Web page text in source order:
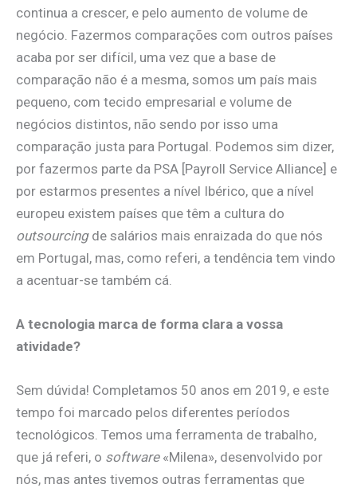
continua a crescer, e pelo aumento de volume de
negócio. Fazermos comparações com outros países
acaba por ser difícil, uma vez que a base de
comparação não é a mesma, somos um país mais
pequeno, com tecido empresarial e volume de
negócios distintos, não sendo por isso uma
comparação justa para Portugal. Podemos sim dizer,
por fazermos parte da PSA [Payroll Service Alliance] e
por estarmos presentes a nível Ibérico, que a nível
europeu existem países que têm a cultura do
outsourcingde salários mais enraizada do que nós
em Portugal, mas, como referi, a tendência tem vindo
a acentuar-se também cá.
A tecnologia marca de forma clara a vossa
atividade?
Sem dúvida! Completamos 50 anos em 2019, e este
tempo foi marcado pelos diferentes períodos
tecnológicos. Temos uma ferramenta de trabalho,
que já referi, o software«Milena», desenvolvido por
nós, mas antes tivemos outras ferramentas que